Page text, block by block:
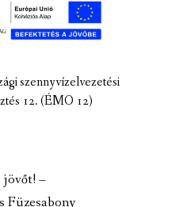
szennyvízelvezetési
12. (ÉMO 12)
–
Füzesabony